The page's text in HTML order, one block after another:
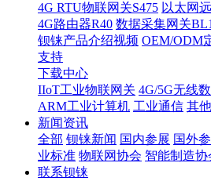
4G RTU物联网关S475 以太网
4G路由器R40 数据采集网关
钡铼产品介绍视频 OEM/ODM
支持
下载中心
IIoT工业物联网关 4G/5G无线
ARM工业计算机 工业通信 其他
新闻资讯
全部 钡铼新闻 国内参展 国外
业标准 物联网协会 智能制造协
联系钡铼